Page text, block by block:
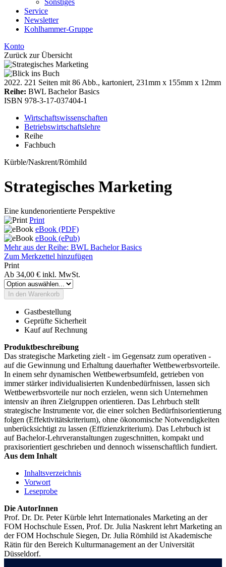
Service
Newsletter
Kohlhammer-Gruppe
Konto
Zurück zur Übersicht
2022. 221 Seiten mit 86 Abb., kartoniert, 231mm x 155mm x 12mm
Reihe: BWL Bachelor Basics
ISBN 978-3-17-037404-1
Wirtschaftswissenschaften
Betriebswirtschaftslehre
Reihe
Fachbuch
Kürble/Naskrent/Römhild
Strategisches Marketing
Eine kundenorientierte Perspektive
Print
eBook (PDF)
eBook (ePub)
Mehr aus der Reihe: BWL Bachelor Basics
Zum Merkzettel hinzufügen
Print
Ab 34,00 € inkl. MwSt.
In den Warenkorb
Gastbestellung
Geprüfte Sicherheit
Kauf auf Rechnung
Produktbeschreibung
Das strategische Marketing zielt - im Gegensatz zum operativen -
auf die Gewinnung und Erhaltung dauerhafter Wettbewerbsvorteile.
In einem sehr dynamischen Wettbewerbsumfeld, getrieben von
immer stärker individualisierten Kundenbedürfnissen, lassen sich
Wettbewerbsvorteile nur noch erzielen, wenn sich Unternehmen
intensiv an ihren Zielgruppen orientieren. Das Lehrbuch stellt
strategische Instrumente vor, die einer solchen Bedürfnisorientierung
folgen (Effektivitätskriterium), ohne ökonomische Notwendigkeiten
unberücksichtigt zu lassen (Effizienzkriterium). Das Lehrbuch ist
auf Bachelor-Lehrveranstaltungen zugeschnitten, kompakt und
praxisorientiert geschrieben und dennoch wissenschaftlich fundiert.
Aus dem Inhalt
Inhaltsverzeichnis
Vorwort
Leseprobe
Die AutorInnen
Prof. Dr. Dr. Peter Kürble lehrt Internationales Marketing an der
FOM Hochschule Essen, Prof. Dr. Julia Naskrent lehrt Marketing an
der FOM Hochschule Siegen, Dr. Julia Römhild ist Akademische
Rätin für den Bereich Kulturmanagement an der Universität
Düsseldorf.